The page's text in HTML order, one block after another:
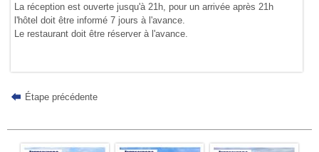
La réception est ouverte jusqu'à 21h, pour un arrivée après 21h
l'hôtel doit être informé 7 jours à l'avance.
Le restaurant doit être réserver à l'avance.
Étape précédente